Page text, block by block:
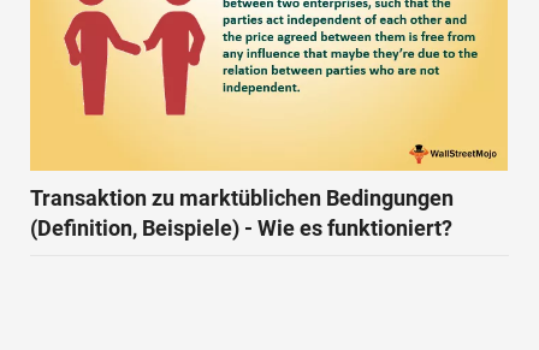
Transaktion zu marktüblichen Bedingungen
(Definition, Beispiele) - Wie es funktioniert?